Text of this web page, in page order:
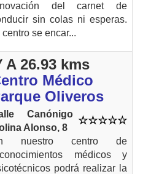
del carnet de
sin colas ni esperas.
centro se encar...
A 26.93 kms
Médico
Oliveros
Canónigo
Alonso, 8
nuestro centro de
médicos y
podrá realizar la